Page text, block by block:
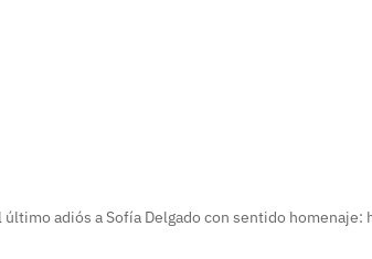
último adiós a Sofía Delgado con sentido homenaje: